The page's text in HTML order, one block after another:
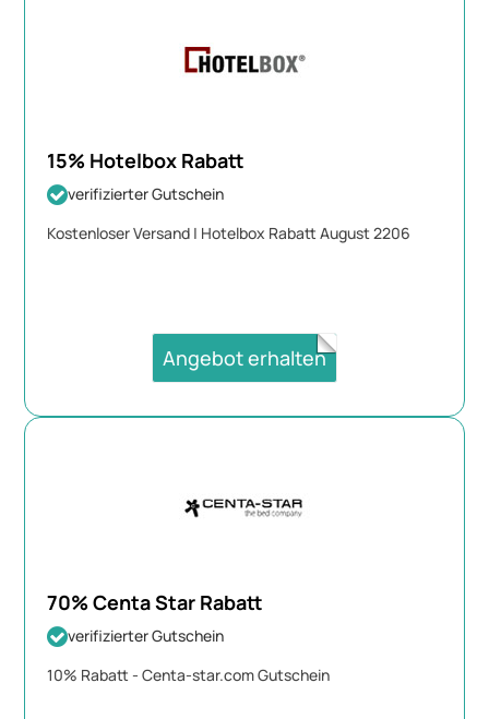
15% Hotelbox Rabatt
verifizierter Gutschein
Kostenloser Versand | Hotelbox Rabatt August 2206
Angebot erhalten
70% Centa Star Rabatt
verifizierter Gutschein
10% Rabatt - Centa-star.com Gutschein